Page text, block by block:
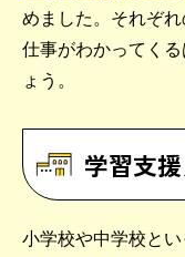
めました。それぞ
仕事がわかってく
ょう。
学習支
小学校や中学校とい